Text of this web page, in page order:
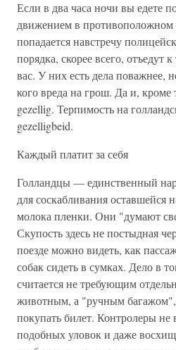
Если в два часа ночи вы едете
движением в
попадается навстречу
порядка, скорее всего, отъедут
вас. У них есть дела поважнее,
кого вреда на грош. Да и, кроме
gezellig. Терпимость на
gezelligbeid.
Каждый платит за себя
Голландцы — единственный
для соскабливания оставшейся
молока пленки. Они "думают
Скупость здесь не постыдная
поезде можно видеть, как
собак сидеть в сумках. Дело в
считается не требующим
животным, а "ручным багажом",
покупать билет. Контролеры не
подобных уловок и даже